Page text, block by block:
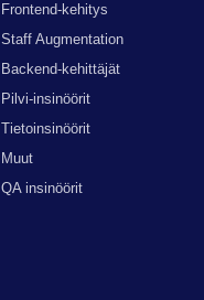
Frontend-kehitys
Staff Augmentation
Backend-kehittäjät
Pilvi-insinöörit
Tietoinsinöörit
Muut
QA insinöörit